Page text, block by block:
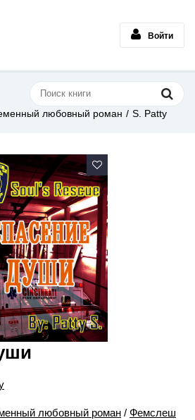
Войти
любовный роман S. Patty
любовный роман / Фемслеш